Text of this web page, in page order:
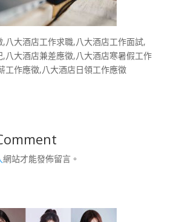
八大酒店工作求職,八大酒店工作面試,
,八大酒店兼差應徵,八大酒店寒暑假工作
工作應徵,八大酒店日領工作應徵
網站才能發佈留言。